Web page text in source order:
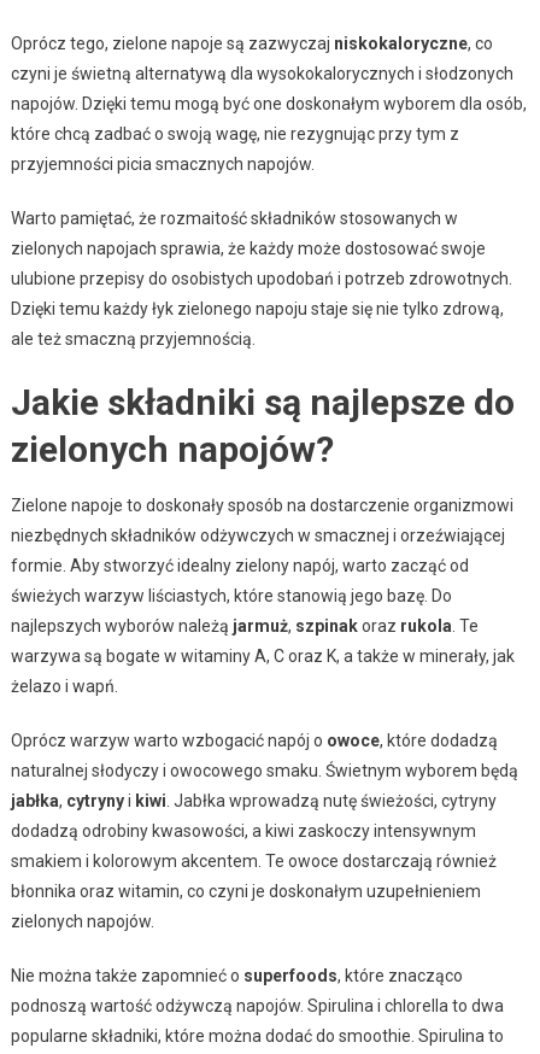
Oprócz tego, zielone napoje są zazwyczaj niskokaloryczne, co
czyni je świetną alternatywą dla wysokokalorycznych i słodzonych
napojów. Dzięki temu mogą być one doskonałym wyborem dla osób,
które chcą zadbać o swoją wagę, nie rezygnując przy tym z
przyjemności picia smacznych napojów.
Warto pamiętać, że rozmaitość składników stosowanych w
zielonych napojach sprawia, że każdy może dostosować swoje
ulubione przepisy do osobistych upodobań i potrzeb zdrowotnych.
Dzięki temu każdy łyk zielonego napoju staje się nie tylko zdrową,
ale też smaczną przyjemnością.
Jakie składniki są najlepsze do
zielonych napojów?
Zielone napoje to doskonały sposób na dostarczenie organizmowi
niezbędnych składników odżywczych w smacznej i orzeźwiającej
formie. Aby stworzyć idealny zielony napój, warto zacząć od
świeżych warzyw liściastych, które stanowią jego bazę. Do
najlepszych wyborów należą jarmuż, szpinakoraz rukola . Te
warzywa są bogate w witaminy A, C oraz K, a także w minerały, jak
żelazo i wapń.
Oprócz warzyw warto wzbogacić napój o owoce, które dodadzą
naturalnej słodyczy i owocowego smaku. Świetnym wyborem będą
jabłka, cytrynyi kiwi . Jabłka wprowadzą nutę świeżości, cytryny
dodadzą odrobiny kwasowości, a kiwi zaskoczy intensywnym
smakiem i kolorowym akcentem. Te owoce dostarczają również
błonnika oraz witamin, co czyni je doskonałym uzupełnieniem
zielonych napojów.
Nie można także zapomnieć o superfoods, które znacząco
podnoszą wartość odżywczą napojów. Spirulina i chlorella to dwa
popularne składniki, które można dodać do smoothie. Spirulina to